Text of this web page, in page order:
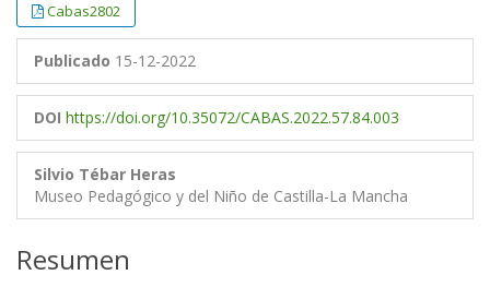
Cabas2802
Publicado 15-12-2022
DOI https://doi.org/10.35072/CABAS.2022.57.84.003
Silvio Tébar Heras
Museo Pedagógico y del Niño de Castilla-La Mancha
Resumen